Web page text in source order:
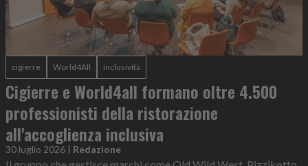
cigierre World4All inclusività
Cigierre e World4all formano oltre 4.500
professionisti della ristorazione
all'accoglienza inclusiva
30 luglio 2026 | Redazione